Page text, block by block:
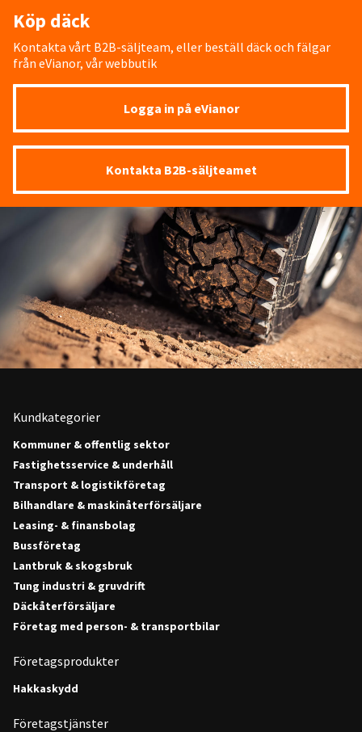
Köp däck
Kontakta vårt B2B-säljteam, eller beställ däck och fälgar
från eVianor, vår webbutik
Logga in på eVianor
Kontakta B2B-säljteamet
Kundkategorier
Kommuner & offentlig sektor
Fastighetsservice & underhåll
Transport & logistikföretag
Bilhandlare & maskinåterförsäljare
Leasing- & finansbolag
Bussföretag
Lantbruk & skogsbruk
Tung industri & gruvdrift
Däckåterförsäljare
Företag med person- & transportbilar
Företagsprodukter
Hakkaskydd
Företagstjänster